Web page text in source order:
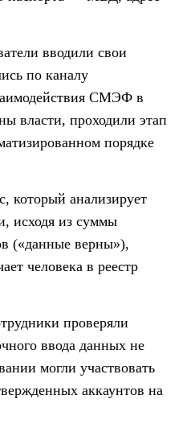
вводили свои
по каналу
СМЭФ в
власти, проходили этап
порядке
который анализирует
исходя из суммы
(«данные верны»),
человека в реестр
проверяли
ввода данных не
могли участвовать
аккаунтов на